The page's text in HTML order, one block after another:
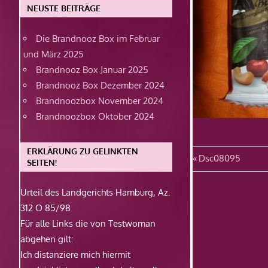
Vorheriger
Beitrag:
Dsc08095
NEUSTE BEITRÄGE
Die Brandnooz Box im Februar
und März 2025
Brandnooz Box Januar 2025
Brandnooz Box Dezember 2024
Brandnoozbox November 2024
Brandnoozbox Oktober 2024
ERKLÄRUNG ZU GELINKTEN
SEITEN!
Urteil des Landgerichts Hamburg, Az.
312 O 85/98
Für alle Links die von Testwoman
abgehen gilt:
Ich distanziere mich hiermit